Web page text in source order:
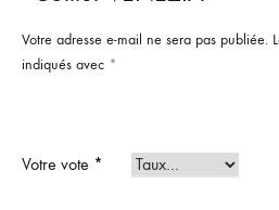
Votre adresse e-mail ne sera pas publiée.
indiqués avec *
Votre vote *